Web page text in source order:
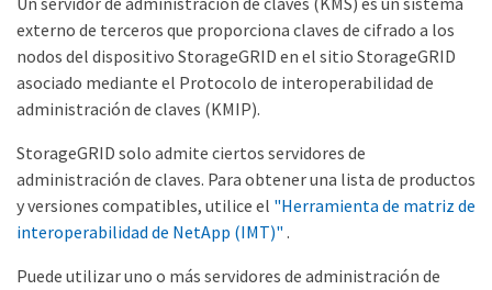
externo de terceros que proporciona claves de cifrado a los
nodos del dispositivo StorageGRID en el sitio StorageGRID
asociado mediante el Protocolo de interoperabilidad de
administración de claves (KMIP).
StorageGRID solo admite ciertos servidores de
administración de claves. Para obtener una lista de productos
y versiones compatibles, utilice el "Herramienta de matriz de
interoperabilidad de NetApp (IMT)" .
Puede utilizar uno o más servidores de administración de